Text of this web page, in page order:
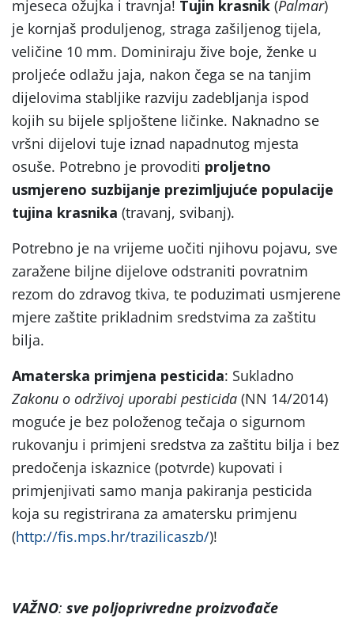
mjeseca ožujka i travnja! Tujin krasnik (Palmar)
je kornjaš produljenog, straga zašiljenog tijela,
veličine 10 mm. Dominiraju žive boje, ženke u
proljeće odlažu jaja, nakon čega se na tanjim
dijelovima stabljike razviju zadebljanja ispod
kojih su bijele spljoštene ličinke. Naknadno se
vršni dijelovi tuje iznad napadnutog mjesta
osuše. Potrebno je provoditi proljetno
usmjereno suzbijanje prezimljujuće populacije
tujina krasnika (travanj, svibanj).
Potrebno je na vrijeme uočiti njihovu pojavu, sve
zaražene biljne dijelove odstraniti povratnim
rezom do zdravog tkiva, te poduzimati usmjerene
mjere zaštite prikladnim sredstvima za zaštitu
bilja.
Amaterska primjena pesticida: Sukladno
Zakonu o održivoj uporabi pesticida (NN 14/2014)
moguće je bez položenog tečaja o sigurnom
rukovanju i primjeni sredstva za zaštitu bilja i bez
predočenja iskaznice (potvrde) kupovati i
primjenjivati samo manja pakiranja pesticida
koja su registrirana za amatersku primjenu
(http://fis.mps.hr/trazilicaszb/)!
VAŽNO: sve poljoprivredne proizvođače